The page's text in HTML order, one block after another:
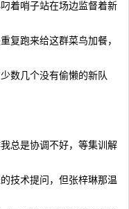
着哨子站在场边监督着新
复跑来给这群菜鸟加餐，
数几个没有偷懒的新队
是协调不好，等集训解
技术提问，但张梓琳那温